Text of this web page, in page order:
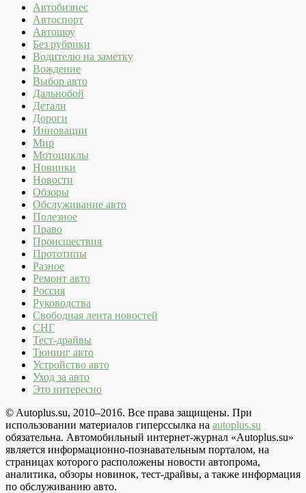
Автобизнес
Автоспорт
Автошоу
Без рубрики
Водителю на заметку
Вождение
Выбор авто
Дальнобой
Детали
Дороги
Инновации
Мир
Мотоциклы
Новинки
Новости
Обзоры
Обслуживание авто
Полезное
Право
Происшествия
Прототипы
Разное
Ремонт авто
Россия
Руководства
Свободная лента новостей
СНГ
Тест-драйвы
Тюнинг авто
Устройство авто
Уход за авто
Это интересно
© Autoplus.su, 2010–2016. Все права защищены. При
использовании материалов гиперссылка на autoplus.su
обязательна. Автомобильный интернет-журнал «Autoplus.su»
является информационно-познавательным порталом, на
страницах которого расположены новости автопрома,
аналитика, обзоры новинок, тест-драйвы, а также информация
по обслуживанию авто.